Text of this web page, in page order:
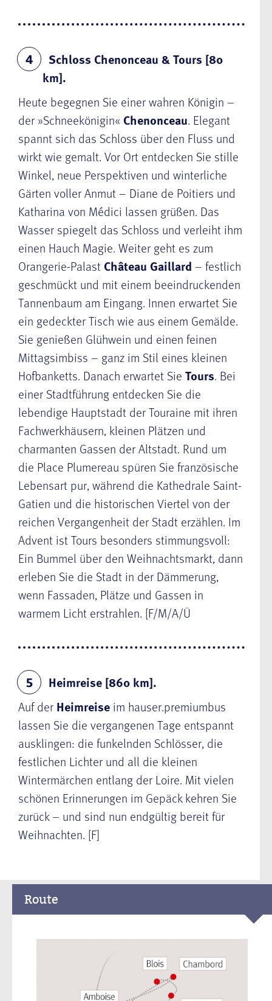
4
Schloss Chenonceau & Tours [80
km].
Heute begegnen Sie einer wahren Königin –
der »Schneekönigin« Chenonceau. Elegant
spannt sich das Schloss über den Fluss und
wirkt wie gemalt. Vor Ort entdecken Sie stille
Winkel, neue Perspektiven und winterliche
Gärten voller Anmut – Diane de Poitiers und
Katharina von Médici lassen grüßen. Das
Wasser spiegelt das Schloss und verleiht ihm
einen Hauch Magie. Weiter geht es zum
Orangerie-Palast Château Gaillard – festlich
geschmückt und mit einem beeindruckenden
Tannenbaum am Eingang. Innen erwartet Sie
ein gedeckter Tisch wie aus einem Gemälde.
Sie genießen Glühwein und einen feinen
Mittagsimbiss – ganz im Stil eines kleinen
Hofbanketts. Danach erwartet Sie Tours. Bei
einer Stadtführung entdecken Sie die
lebendige Hauptstadt der Touraine mit ihren
Fachwerkhäusern, kleinen Plätzen und
charmanten Gassen der Altstadt. Rund um
die Place Plumereau spüren Sie französische
Lebensart pur, während die Kathedrale Saint-
Gatien und die historischen Viertel von der
reichen Vergangenheit der Stadt erzählen. Im
Advent ist Tours besonders stimmungsvoll:
Ein Bummel über den Weihnachtsmarkt, dann
erleben Sie die Stadt in der Dämmerung,
wenn Fassaden, Plätze und Gassen in
warmem Licht erstrahlen. [F/M/A/Ü
5
Heimreise [860 km].
Auf der Heimreise im hauser.premiumbus
lassen Sie die vergangenen Tage entspannt
ausklingen: die funkelnden Schlösser, die
festlichen Lichter und all die kleinen
Wintermärchen entlang der Loire. Mit vielen
schönen Erinnerungen im Gepäck kehren Sie
zurück – und sind nun endgültig bereit für
Weihnachten. [F]
Route